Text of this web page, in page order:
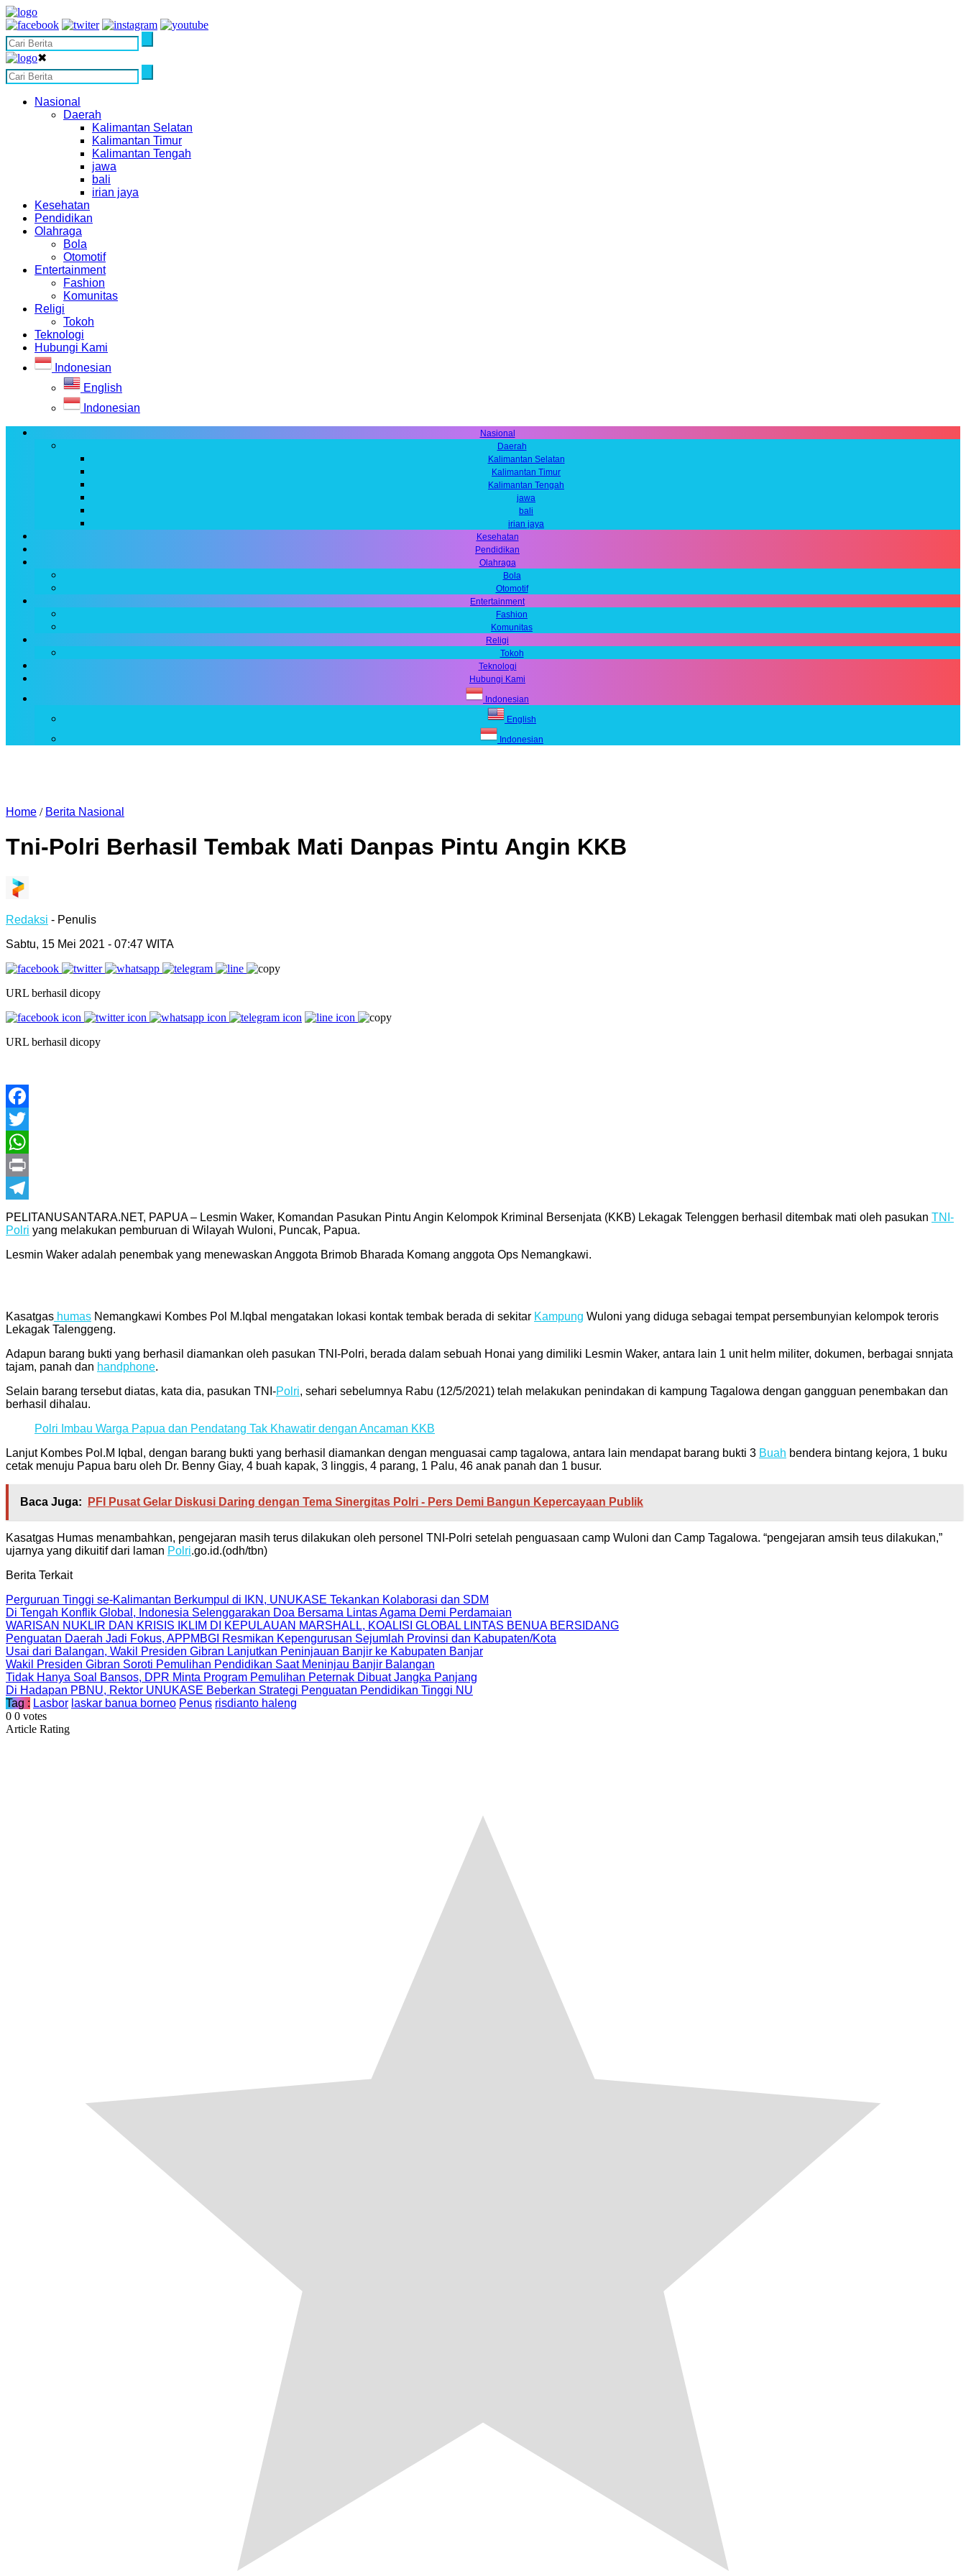
✖
Nasional
Daerah
Kalimantan Selatan
Kalimantan Timur
Kalimantan Tengah
jawa
bali
irian jaya
Kesehatan
Pendidikan
Olahraga
Bola
Otomotif
Entertainment
Fashion
Komunitas
Religi
Tokoh
Teknologi
Hubungi Kami
Indonesian
English
Indonesian
Nasional
Daerah
Kalimantan Selatan
Kalimantan Timur
Kalimantan Tengah
jawa
bali
irian jaya
Kesehatan
Pendidikan
Olahraga
Bola
Otomotif
Entertainment
Fashion
Komunitas
Religi
Tokoh
Teknologi
Hubungi Kami
Indonesian
English
Indonesian
Home / Berita Nasional
Tni-Polri Berhasil Tembak Mati Danpas Pintu Angin KKB
Redaksi - Penulis
Sabtu, 15 Mei 2021 - 07:47 WITA
URL berhasil dicopy
URL berhasil dicopy
Facebook
Twitter
WhatsApp
Print
Telegram
PELITANUSANTARA.NET, PAPUA – Lesmin Waker, Komandan Pasukan Pintu Angin Kelompok Kriminal Bersenjata (KKB) Lekagak Telenggen berhasil ditembak mati oleh pasukan TNI-
Polri yang melakukan pemburuan di Wilayah Wuloni, Puncak, Papua.
Lesmin Waker adalah penembak yang menewaskan Anggota Brimob Bharada Komang anggota Ops Nemangkawi.
Kasatgas humas Nemangkawi Kombes Pol M.Iqbal mengatakan lokasi kontak tembak berada di sekitar Kampung Wuloni yang diduga sebagai tempat persembunyian kelompok teroris
Lekagak Talenggeng.
Adapun barang bukti yang berhasil diamankan oleh pasukan TNI-Polri, berada dalam sebuah Honai yang dimiliki Lesmin Waker, antara lain 1 unit helm militer, dokumen, berbagai snnjata
tajam, panah dan handphone.
Selain barang tersebut diatas, kata dia, pasukan TNI-Polri, sehari sebelumnya Rabu (12/5/2021) telah melakukan penindakan di kampung Tagalowa dengan gangguan penembakan dan
berhasil dihalau.
Polri Imbau Warga Papua dan Pendatang Tak Khawatir dengan Ancaman KKB
Lanjut Kombes Pol.M Iqbal, dengan barang bukti yang berhasil diamankan dengan menguasai camp tagalowa, antara lain mendapat barang bukti 3 Buah bendera bintang kejora, 1 buku
cetak menuju Papua baru oleh Dr. Benny Giay, 4 buah kapak, 3 linggis, 4 parang, 1 Palu, 46 anak panah dan 1 busur.
Baca Juga: PFI Pusat Gelar Diskusi Daring dengan Tema Sinergitas Polri - Pers Demi Bangun Kepercayaan Publik
Kasatgas Humas menambahkan, pengejaran masih terus dilakukan oleh personel TNI-Polri setelah penguasaan camp Wuloni dan Camp Tagalowa. “pengejaran amsih teus dilakukan,”
ujarnya yang dikuitif dari laman Polri.go.id.(odh/tbn)
Berita Terkait
Perguruan Tinggi se-Kalimantan Berkumpul di IKN, UNUKASE Tekankan Kolaborasi dan SDM
Di Tengah Konflik Global, Indonesia Selenggarakan Doa Bersama Lintas Agama Demi Perdamaian
WARISAN NUKLIR DAN KRISIS IKLIM DI KEPULAUAN MARSHALL, KOALISI GLOBAL LINTAS BENUA BERSIDANG
Penguatan Daerah Jadi Fokus, APPMBGI Resmikan Kepengurusan Sejumlah Provinsi dan Kabupaten/Kota
Usai dari Balangan, Wakil Presiden Gibran Lanjutkan Peninjauan Banjir ke Kabupaten Banjar
Wakil Presiden Gibran Soroti Pemulihan Pendidikan Saat Meninjau Banjir Balangan
Tidak Hanya Soal Bansos, DPR Minta Program Pemulihan Peternak Dibuat Jangka Panjang
Di Hadapan PBNU, Rektor UNUKASE Beberkan Strategi Penguatan Pendidikan Tinggi NU
Tag : Lasbor laskar banua borneo Penus risdianto haleng
0 0 votes
Article Rating